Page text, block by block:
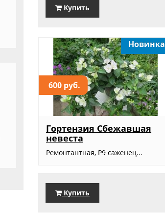
Купить
600 руб.
Новинка
Гортензия Сбежавшая
невеста
Ремонтантная, Р9 саженец...
Купить